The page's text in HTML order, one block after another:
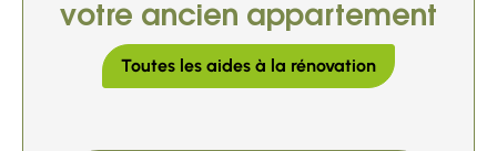
votre ancien appartement
Toutes les aides à la rénovation